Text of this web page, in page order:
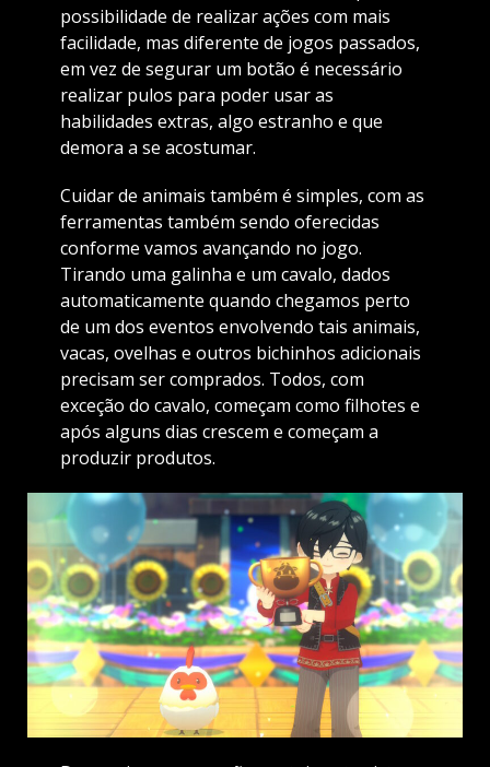
possibilidade de realizar ações com mais
facilidade, mas diferente de jogos passados,
em vez de segurar um botão é necessário
realizar pulos para poder usar as
habilidades extras, algo estranho e que
demora a se acostumar.
Cuidar de animais também é simples, com as
ferramentas também sendo oferecidas
conforme vamos avançando no jogo.
Tirando uma galinha e um cavalo, dados
automaticamente quando chegamos perto
de um dos eventos envolvendo tais animais,
vacas, ovelhas e outros bichinhos adicionais
precisam ser comprados. Todos, com
exceção do cavalo, começam como filhotes e
após alguns dias crescem e começam a
produzir produtos.